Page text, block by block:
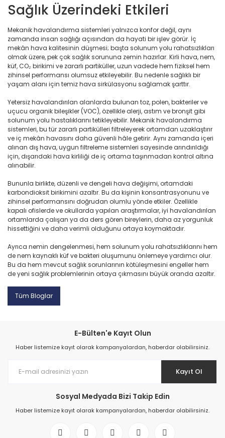
Sağlık Üzerindeki Etkileri
Mekanik havalandırma sistemleri yalnızca konfor değil, aynı
zamanda insan sağlığı açısından da hayati bir işlev görür. İç
mekân hava kalitesinin düşmesi; başta solunum yolu rahatsızlıkları
olmak üzere, pek çok sağlık sorununa zemin hazırlar. Kirli hava, nem,
küf, CO₂ birikimi ve zararlı partiküller, uzun vadede hem fiziksel hem
zihinsel performansı olumsuz etkileyebilir. Bu nedenle sağlıklı bir
yaşam alanı için temiz hava sirkülasyonu sağlamak şarttır.
Yetersiz havalandırılan alanlarda bulunan toz, polen, bakteriler ve
uçucu organik bileşikler (VOC), özellikle alerji, astım ve bronşit gibi
solunum yolu hastalıklarını tetikleyebilir. Mekanik havalandırma
sistemleri, bu tür zararlı partikülleri filtreleyerek ortamdan uzaklaştırır
ve iç mekân havasını daha güvenli hâle getirir. Aynı zamanda içeri
alınan dış hava, uygun filtreleme sistemleri sayesinde arındırıldığı
için, dışarıdaki hava kirliliği de iç ortama taşınmadan kontrol altına
alınabilir.
Bununla birlikte, düzenli ve dengeli hava değişimi, ortamdaki
karbondioksit birikimini azaltır. Bu da kişinin konsantrasyonunu ve
zihinsel performansını doğrudan olumlu yönde etkiler. Özellikle
kapalı ofislerde ve okullarda yapılan araştırmalar, iyi havalandırılan
ortamlarda çalışan ya da ders gören bireylerin, daha az yorgunluk
hissettiğini ve daha verimli olduğunu ortaya koymaktadır.
Ayrıca nemin dengelenmesi, hem solunum yolu rahatsızlıklarını hem
de nem kaynaklı küf ve bakteri oluşumunu önlemeye yardımcı olur.
Bu da hem mevcut sağlık sorunlarının kötüleşmesini engeller hem
de yeni sağlık problemlerinin ortaya çıkmasını büyük oranda azaltır.
Tüm Bloglar
E-Bülten'e Kayıt Olun
Haber listemize kayıt olarak kampanyalardan, haberdar olabilirsiniz.
Kayıt Ol
Sosyal Medyada Bizi Takip Edin
Haber listemize kayıt olarak kampanyalardan, haberdar olabilirsiniz.